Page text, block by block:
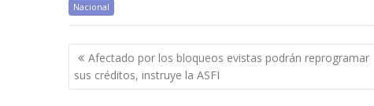
Nacional
Navegación
de
entradas
Afectado por los bloqueos evistas podrán reprogramar
sus créditos, instruye la ASFI